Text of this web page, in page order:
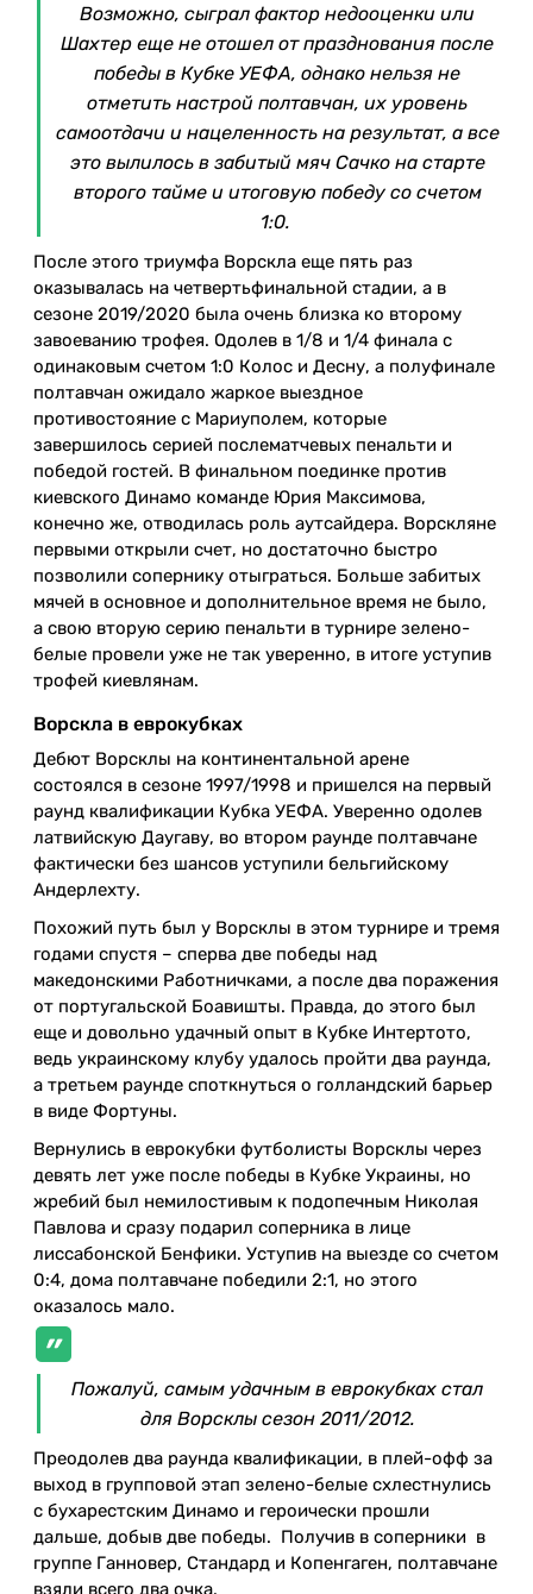
Возможно, сыграл фактор недооценки или
Шахтер еще не отошел от празднования после
победы в Кубке УЕФА, однако нельзя не
отметить настрой полтавчан, их уровень
самоотдачи и нацеленность на результат, а все
это вылилось в забитый мяч Сачко на старте
второго тайме и итоговую победу со счетом
1:0.
После этого триумфа Ворскла еще пять раз
оказывалась на четвертьфинальной стадии, а в
сезоне 2019/2020 была очень близка ко второму
завоеванию трофея. Одолев в 1/8 и 1/4 финала с
одинаковым счетом 1:0 Колос и Десну, а полуфинале
полтавчан ожидало жаркое выездное
противостояние с Мариуполем, которые
завершилось серией послематчевых пенальти и
победой гостей. В финальном поединке против
киевского Динамо команде Юрия Максимова,
конечно же, отводилась роль аутсайдера. Ворскляне
первыми открыли счет, но достаточно быстро
позволили сопернику отыграться. Больше забитых
мячей в основное и дополнительное время не было,
а свою вторую серию пенальти в турнире зелено-
белые провели уже не так уверенно, в итоге уступив
трофей киевлянам.
Ворскла в еврокубках
Дебют Ворсклы на континентальной арене
состоялся в сезоне 1997/1998 и пришелся на первый
раунд квалификации Кубка УЕФА. Уверенно одолев
латвийскую Даугаву, во втором раунде полтавчане
фактически без шансов уступили бельгийскому
Андерлехту.
Похожий путь был у Ворсклы в этом турнире и тремя
годами спустя – сперва две победы над
македонскими Работничками, а после два поражения
от португальской Боавишты. Правда, до этого был
еще и довольно удачный опыт в Кубке Интертото,
ведь украинскому клубу удалось пройти два раунда,
а третьем раунде споткнуться о голландский барьер
в виде Фортуны.
Вернулись в еврокубки футболисты Ворсклы через
девять лет уже после победы в Кубке Украины, но
жребий был немилостивым к подопечным Николая
Павлова и сразу подарил соперника в лице
лиссабонской Бенфики. Уступив на выезде со счетом
0:4, дома полтавчане победили 2:1, но этого
оказалось мало.
Пожалуй, самым удачным в еврокубках стал
для Ворсклы сезон 2011/2012.
Преодолев два раунда квалификации, в плей-офф за
выход в групповой этап зелено-белые схлестнулись
с бухарестским Динамо и героически прошли
дальше, добыв две победы. Получив в соперники в
группе Ганновер, Стандард и Копенгаген, полтавчане
взяли всего два очка.